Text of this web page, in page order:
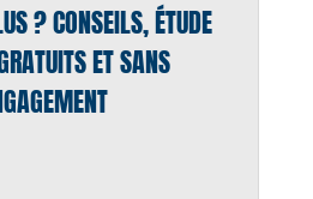
? CONSEILS, ÉTUDE
ET SANS